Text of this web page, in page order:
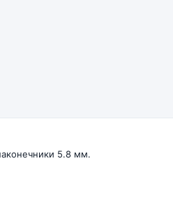
5.8 мм.